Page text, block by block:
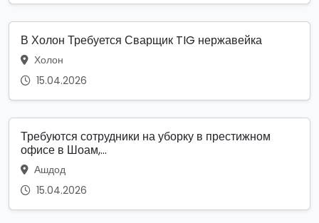
В Холон Требуется Сварщик TIG нержавейка
Холон
15.04.2026
Требуются сотрудники на уборку в престижном
офисе в Шоам,...
Ашдод
15.04.2026